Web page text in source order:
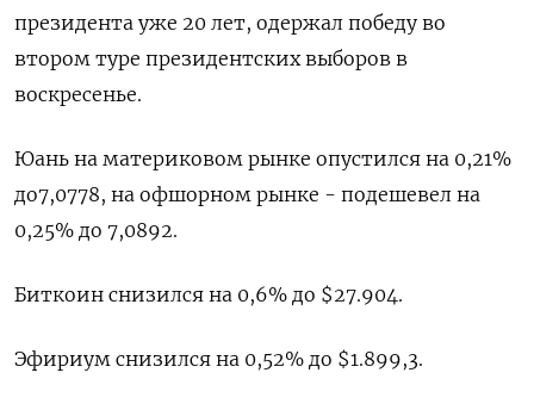
президента уже 20 лет, одержал победу во
втором туре президентских выборов в
воскресенье.
Юань на материковом рынке опустился на 0,21%
до​ 7,0778​, на офшорном рынке - подешевел на
0,25% до 7,0892.
Биткоин снизился на 0,6% до $27.904.
Эфириум снизился на 0,52% до $1.899,3.